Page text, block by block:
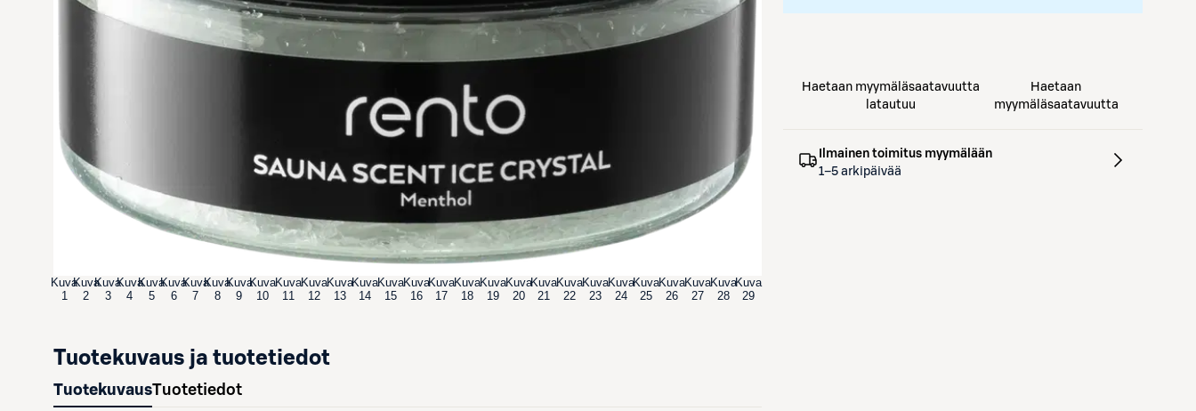
Kuva
1
Kuva
2
Kuva
3
Kuva
4
Kuva
5
Kuva
6
Kuva
7
Kuva
8
Kuva
9
Kuva
10
Kuva
11
Kuva
12
Kuva
13
Kuva
14
Kuva
15
Kuva
16
Kuva
17
Kuva
18
Kuva
19
Kuva
20
Kuva
21
Kuva
22
Kuva
23
Kuva
24
Kuva
25
Kuva
26
Kuva
27
Kuva
28
Kuva
29
Haetaan myymäläsaatavuutta
latautuu
Haetaan
myymäläsaatavuutta
Ilmainen toimitus myymälään
1–5 arkipäivää
Tuotekuvaus ja tuotetiedot
TuotekuvausTuotetiedot